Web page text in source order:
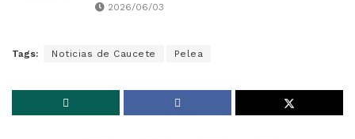
2026/06/03
Tags: Noticias de Caucete Pelea